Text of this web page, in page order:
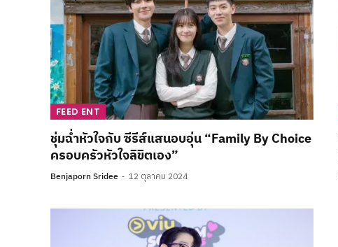
FEED ENT
ชุ่มฉ่ำหัวใจกับ ซีรีส์แสนอบอุ่น “Family By Choice
ครอบครัวหัวใจลิขิตเอง”
Benjaporn Sridee 12 ตุลาคม 2024